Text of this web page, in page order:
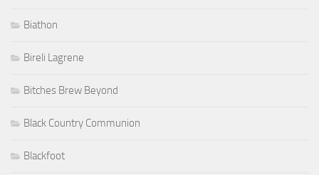
Biathon
Bireli Lagrene
Bitches Brew Beyond
Black Country Communion
Blackfoot